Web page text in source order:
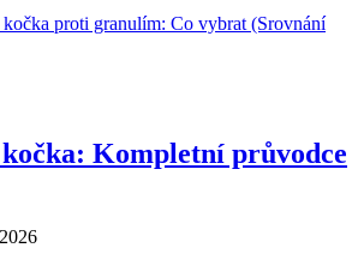
proti granulím: Co vybrat (Srovnání
Kompletní průvodce